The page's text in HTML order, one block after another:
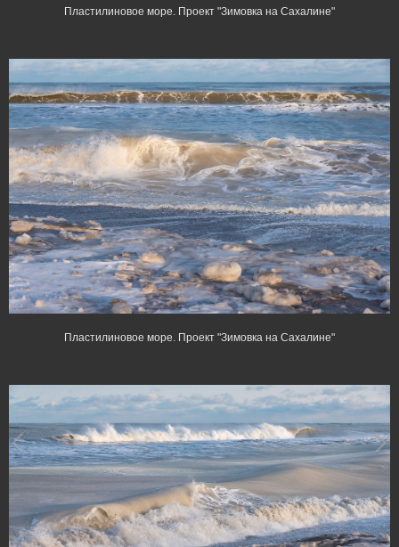
Пластилиновое море. Проект "Зимовка на Сахалине"
Пластилиновое море. Проект "Зимовка на Сахалине"